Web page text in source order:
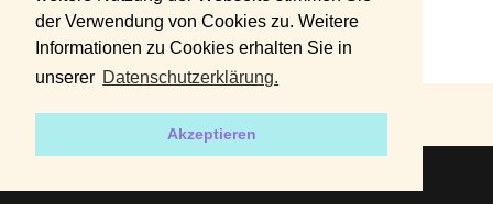
der Verwendung von Cookies zu. Weitere
Informationen zu Cookies erhalten Sie in
unserer Datenschutzerklärung.
Akzeptieren
DATENSCHUTZERKLÄRUNG IMPRESSUM